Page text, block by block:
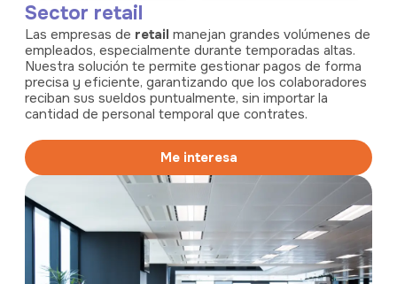
Sector retail
Las empresas de retail manejan grandes volúmenes de
empleados, especialmente durante temporadas altas.
Nuestra solución te permite gestionar pagos de forma
precisa y eficiente, garantizando que los colaboradores
reciban sus sueldos puntualmente, sin importar la
cantidad de personal temporal que contrates.
Me interesa